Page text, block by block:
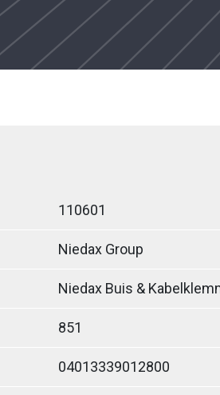
110601
Niedax Group
Niedax Buis &
851
04013339012800